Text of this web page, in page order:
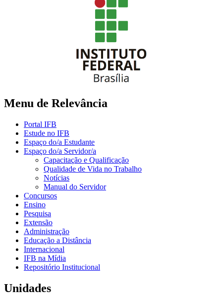
Menu de Relevância
Portal IFB
Estude no IFB
Espaço do/a Estudante
Espaço do/a Servidor/a
Capacitação e Qualificação
Qualidade de Vida no Trabalho
Notícias
Manual do Servidor
Concursos
Ensino
Pesquisa
Extensão
Administração
Educação a Distância
Internacional
IFB na Mídia
Repositório Institucional
Unidades